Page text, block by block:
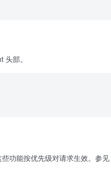
部。
功能按优先级对请求生效。参见